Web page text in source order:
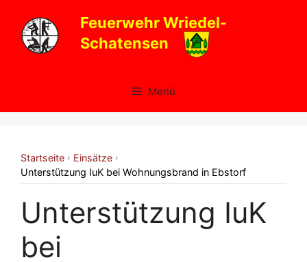
Inhalt
springen
Feuerwehr Wriedel-
Schatensen
Menü
Startseite › Einsätze ›
Unterstützung IuK bei Wohnungsbrand in Ebstorf
Unterstützung IuK
bei